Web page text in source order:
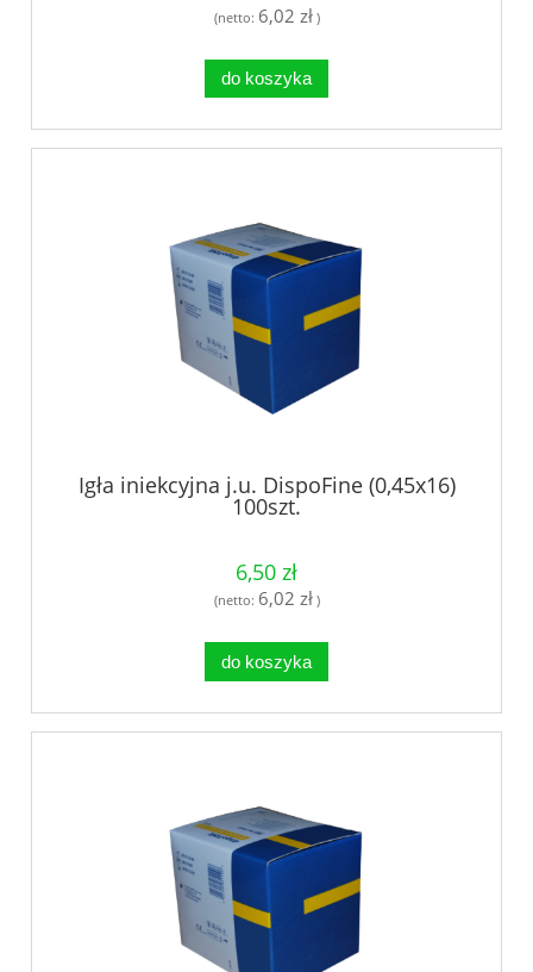
(netto: 6,02 zł)
do koszyka
Igła iniekcyjna j.u. DispoFine (0,45x16)
100szt.
6,50 zł
(netto: 6,02 zł)
do koszyka